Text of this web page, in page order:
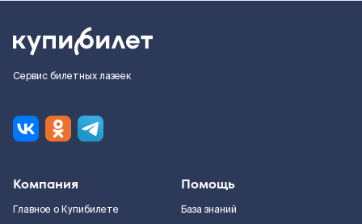
Сервис билетных лазеек
Компания
Главное о Купибилете
Помощь
База знаний